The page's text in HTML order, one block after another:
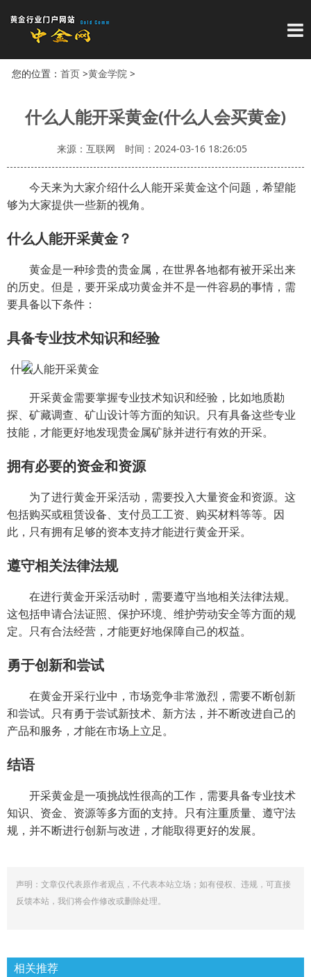
导
您的位置： 首页>黄金学院 >
什么人能开采黄金(什么人会买黄金)
来源：互联网 时间：2024-03-16 18:26:05
今天来为大家介绍什么人能开采黄金这个问题，希望能
够为大家提供一些新的视角。
什么人能开采黄金？
黄金是一种珍贵的贵金属，在世界各地都有被开采出来
的历史。但是，要开采成功黄金并不是一件容易的事情，需
要具备以下条件：
具备专业技术知识和经验
开采黄金需要掌握专业技术知识和经验，比如地质勘
探、矿藏调查、矿山设计等方面的知识。只有具备这些专业
技能，才能更好地发现贵金属矿脉并进行有效的开采。
拥有必要的资金和资源
为了进行黄金开采活动，需要投入大量资金和资源。这
包括购买或租赁设备、支付员工工资、购买材料等等。因
此，只有拥有足够的资本支持才能进行黄金开采。
遵守相关法律法规
在进行黄金开采活动时，需要遵守当地相关法律法规。
这包括申请合法证照、保护环境、维护劳动安全等方面的规
定。只有合法经营，才能更好地保障自己的权益。
勇于创新和尝试
在黄金开采行业中，市场竞争非常激烈，需要不断创新
和尝试。只有勇于尝试新技术、新方法，并不断改进自己的
产品和服务，才能在市场上立足。
结语
开采黄金是一项挑战性很高的工作，需要具备专业技术
知识、资金、资源等多方面的支持。只有注重质量、遵守法
规，并不断进行创新与改进，才能取得更好的发展。
声明：文章仅代表原作者观点，不代表本站立场；如有侵权、违规，可直接
反馈本站，我们将会作修改或删除处理。
相关推荐